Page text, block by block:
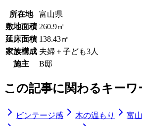
所在地
富山県
敷地面積 260.9㎡
延床面積 138.43㎡
家族構成 夫婦＋子ども3人
施主
B邸
この記事に関わるキーワ
ビンテージ感 木の温もり 富